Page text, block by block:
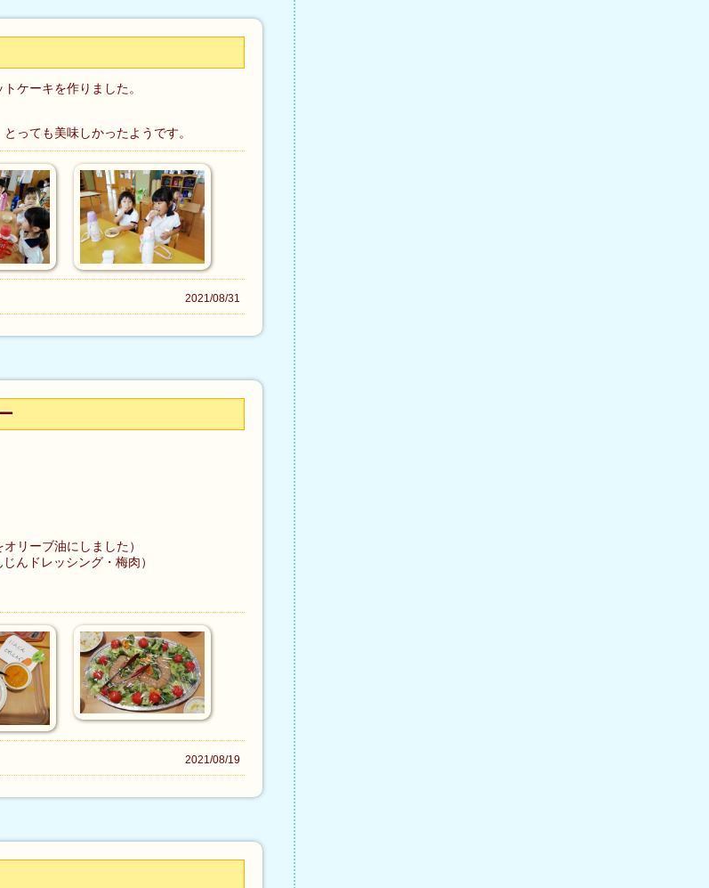
ケーキを作りました。
っても美味しかったようです。
2021/08/31
リーブ油にしました）
んドレッシング・梅肉）
2021/08/19